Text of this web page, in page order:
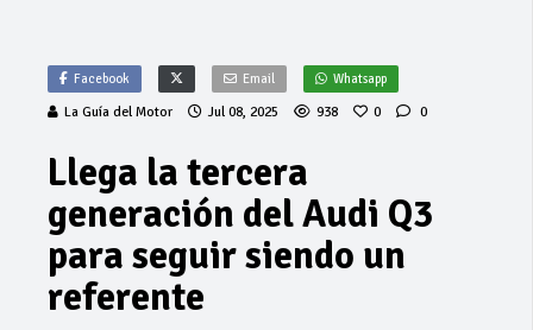
Facebook Email Whatsapp
La Guía del Motor Jul 08, 2025 938 0 0
Llega la tercera
generación del Audi Q3
para seguir siendo un
referente